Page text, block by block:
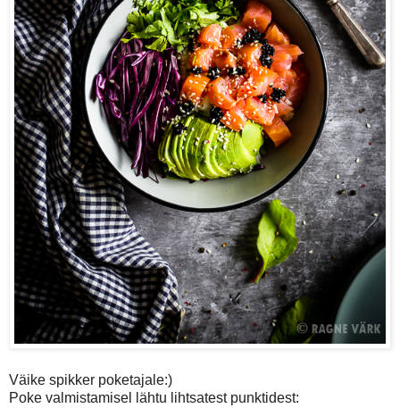
Väike spikker poketajale:)
Poke valmistamisel lähtu lihtsatest punktidest: